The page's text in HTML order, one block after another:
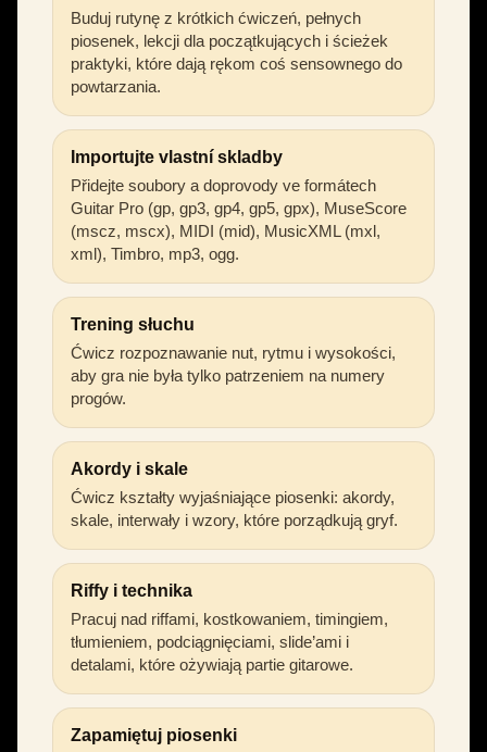
Buduj rutynę z krótkich ćwiczeń, pełnych
piosenek, lekcji dla początkujących i ścieżek
praktyki, które dają rękom coś sensownego do
powtarzania.
Importujte vlastní skladby
Přidejte soubory a doprovody ve formátech
Guitar Pro (gp, gp3, gp4, gp5, gpx), MuseScore
(mscz, mscx), MIDI (mid), MusicXML (mxl,
xml), Timbro, mp3, ogg.
Trening słuchu
Ćwicz rozpoznawanie nut, rytmu i wysokości,
aby gra nie była tylko patrzeniem na numery
progów.
Akordy i skale
Ćwicz kształty wyjaśniające piosenki: akordy,
skale, interwały i wzory, które porządkują gryf.
Riffy i technika
Pracuj nad riffami, kostkowaniem, timingiem,
tłumieniem, podciągnięciami, slide’ami i
detalami, które ożywiają partie gitarowe.
Zapamiętuj piosenki